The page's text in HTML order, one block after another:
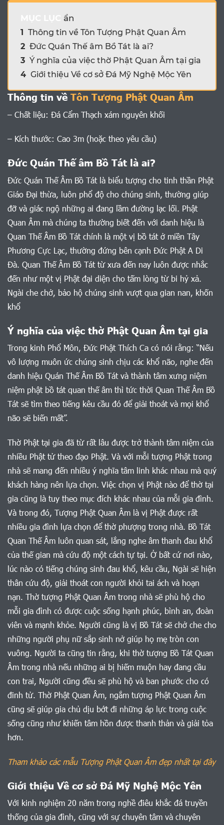
ẩn
1 Thông tin về Tôn Tượng Phật Quan Âm
2 Đức Quán Thế âm Bồ Tát là ai?
3 Ý nghĩa của việc thờ Phật Quan Âm tại gia
4 Giới thiệu Về cơ sở Đá Mỹ Nghệ Mộc Yên
Thông tin về Tôn Tượng Phật Quan Âm
– Chất liệu: Đá Cẩm Thạch xám nguyên khối
– Kích thước: Cao 3m (hoặc theo yêu cầu)
Đức Quán Thế âm Bồ Tát là ai?
Đức Quán Thế Âm Bồ Tát là biểu tượng cho tinh thần Phật
Giáo Đại thừa, luôn phổ độ cho chúng sinh, thường giúp
đỡ và giác ngộ những ai đang lầm đường lạc lối. Phật
Quan Âm mà chúng ta thường biết đến với danh hiệu là
Quan Thế Âm Bồ Tát chính là một vị bồ tát ở miền Tây
Phương Cực Lạc, thường đứng bên cạnh Đức Phật A Di
Đà. Quan Thế Âm Bồ Tát từ xưa đến nay luôn được nhắc
đến như một vị Phật đại diện cho tấm lòng từ bi hỷ xả.
Ngài che chở, bảo hộ chúng sinh vượt qua gian nan, khốn
khổ
Ý nghĩa của việc thờ Phật Quan Âm tại gia
Trong kinh Phổ Môn, Đức Phật Thích Ca có nói rằng: “Nếu
vô lượng muôn ức chúng sinh chịu các khổ não, nghe đến
danh hiệu Quán Thế Âm Bồ Tát và thành tâm xưng niệm
niệm phật bồ tát quan thế âm thì tức thời Quan Thế Âm Bồ
Tát sẽ tìm theo tiếng kêu cầu đó để giải thoát và mọi khổ
não sẽ biến mất”.
Thờ Phật tại gia đã từ rất lâu được trở thành tâm niệm của
nhiều Phật tử theo đạo Phật. Và với mỗi tượng Phật trong
nhà sẽ mang đến nhiều ý nghĩa tâm linh khác nhau mà quý
khách hàng nên lựa chọn. Việc chọn vị Phật nào để thờ tại
gia cũng là tuy theo mục đích khác nhau của mỗi gia đình.
Và trong đó, Tượng Phật Quan Âm là vị Phật được rất
nhiều gia đình lựa chọn để thờ phượng trong nhà. Bồ Tát
Quan Thế Âm luôn quan sát, lắng nghe âm thanh đau khổ
của thế gian mà cứu độ một cách tự tại. Ở bất cứ nơi nào,
lúc nào có tiếng chúng sinh đau khổ, kêu cầu, Ngài sẽ hiện
thân cứu độ, giải thoát con người khỏi tai ách và hoạn
nạn. Thờ tượng Phật Quan Âm trong nhà sẽ phù hộ cho
mỗi gia đình có được cuộc sống hạnh phúc, bình an, đoàn
viên và mạnh khỏe. Người cũng là vị Bồ Tát sẽ chở che cho
những người phụ nữ sắp sinh nở giúp họ mẹ tròn con
vuông. Người ta cũng tin rằng, khi thờ tượng Bồ Tát Quan
Âm trong nhà nếu những ai bị hiếm muộn hay đang cầu
con trai, Người cũng đều sẽ phù hộ và ban phước cho có
đinh tử. Thờ Phật Quan Âm, ngắm tượng Phật Quan Âm
cũng sẽ giúp gia chủ dịu bớt đi những áp lực trong cuộc
sống cũng như khiến tâm hồn được thanh thản và giải tỏa
hơn.
Tham khảo các mẫu Tượng Phật Quan Âm đẹp nhất tại đây
Giới thiệu Về cơ sở Đá Mỹ Nghệ Mộc Yên
Với kinh nghiệm 20 năm trong nghề điêu khắc đá truyền
thống của gia đình, cũng với sự chuyên tâm và chuyên